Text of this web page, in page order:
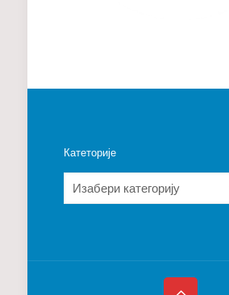
Катеторије